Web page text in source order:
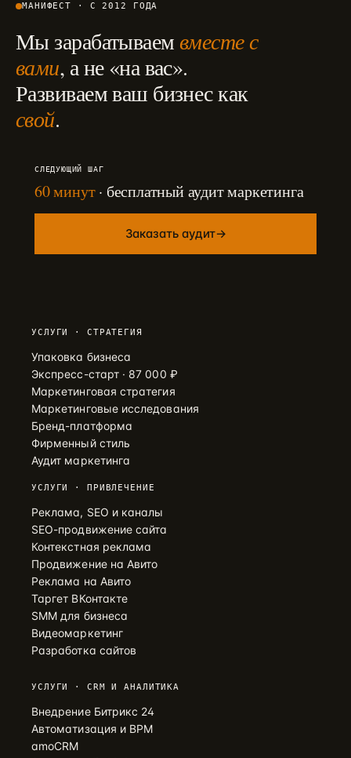
МАНИФЕСТ · С 2012 ГОДА
Мы зарабатываемвместе с
вами, а не «на вас».
Развиваем ваш бизнес как
свой.
СЛЕДУЮЩИЙ ШАГ
60 минут· бесплатный аудит маркетинга
Заказать аудит→
УСЛУГИ · СТРАТЕГИЯ
Упаковка бизнеса
Экспресс-старт · 87 000 ₽
Маркетинговая стратегия
Маркетинговые исследования
Бренд-платформа
Фирменный стиль
Аудит маркетинга
УСЛУГИ · ПРИВЛЕЧЕНИЕ
Реклама, SEO и каналы
SEO-продвижение сайта
Контекстная реклама
Продвижение на Авито
Реклама на Авито
Таргет ВКонтакте
SMM для бизнеса
Видеомаркетинг
Разработка сайтов
УСЛУГИ · CRM И АНАЛИТИКА
Внедрение Битрикс 24
Автоматизация и BPM
amoCRM